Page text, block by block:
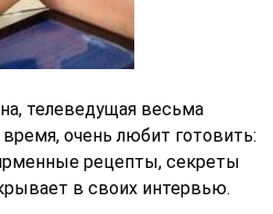
телеведущая весьма
очень любит готовить:
рецепты, секреты
в своих интервью.